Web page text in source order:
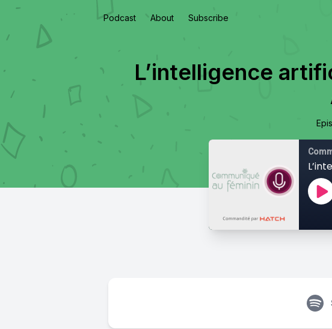
Podcast About Subscribe
L’intelligence